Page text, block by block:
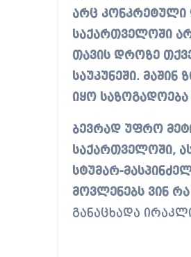
არც კონკრეტული
საქართველოში
თავის დროზე
საუკუნეში.
იყო
ბევრად უფრო
საქართველოში,
სტუმარ-
მოვლენებს ვინ
განაცხადა